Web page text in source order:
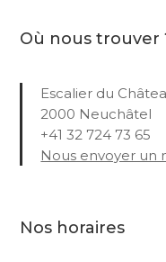
Où nous trouver
Escalier du
2000 Neuchâtel
+41 32 724 73 65
Nous envoyer un
Nos horaires